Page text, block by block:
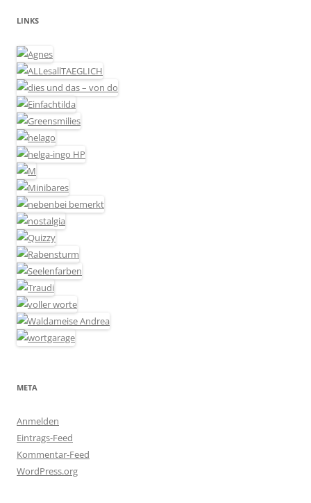
LINKS
META
Anmelden
Eintrags-Feed
Kommentar-Feed
WordPress.org